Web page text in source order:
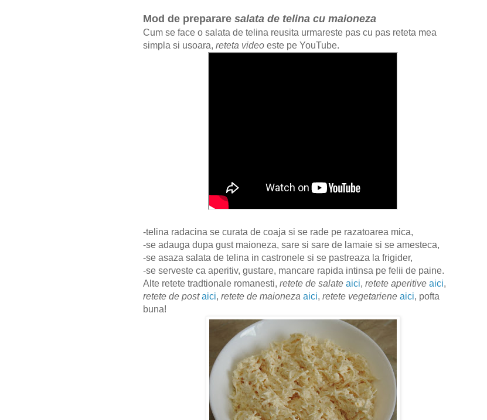
Mod de preparare salata de telina cu maioneza
Cum se face o salata de telina reusita urmareste pas cu pas reteta mea
simpla si usoara, reteta video este pe YouTube.
-telina radacina se curata de coaja si se rade pe razatoarea mica,
-se adauga dupa gust maioneza, sare si sare de lamaie si se amesteca,
-se asaza salata de telina in castronele si se pastreaza la frigider,
-se serveste ca aperitiv, gustare, mancare rapida intinsa pe felii de paine.
Alte retete tradtionale romanesti, retete de salate aici, retete aperitive aici,
retete de post aici, retete de maioneza aici, retete vegetariene aici, pofta
buna!